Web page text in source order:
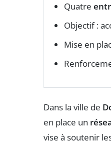
Quatre
Objectif :
Mise en
Dans la ville de
en place un
vise à soutenir